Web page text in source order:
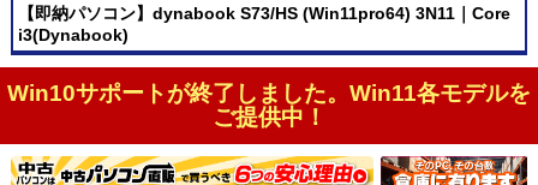
【即納パソコン】dynabook S73/HS (Win11pro64) 3N11｜Core
i3(Dynabook)
Win10サポートが終了しました。Win11各モデルを
ご提供中！